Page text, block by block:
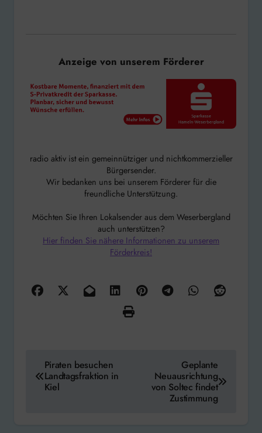
Anzeige von unserem Förderer
radio aktiv ist ein gemeinnütziger und nichtkommerzieller
Bürgersender.
Wir bedanken uns bei unserem Förderer für die
freundliche Unterstützung.
Möchten Sie Ihren Lokalsender aus dem Weserbergland
auch unterstützen?
Hier finden Sie nähere Informationen zu unserem
Förderkreis!
Beitragsnavigation
Piraten besuchen
Landtagsfraktion in
Kiel
Geplante
Neuausrichtung
von Soltec findet
Zustimmung